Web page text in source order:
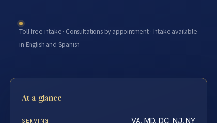
Toll-free intake · Consultations by appointment · Intake available
in English and Spanish
At a glance
SERVING VA, MD, DC, NJ, NY